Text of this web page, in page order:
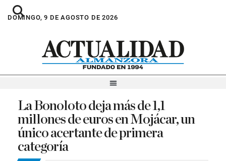
DOMINGO, 9 DE AGOSTO DE 2026
La Bonoloto deja más de 1,1
millones de euros en Mojácar, un
único acertante de primera
categoría